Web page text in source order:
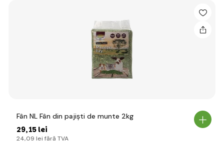
Fân NL Fân din pajiști de munte 2kg
29,15 lei
24,09 lei fără TVA